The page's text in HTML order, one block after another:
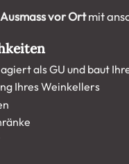
vor Ortmit
als GU und baut
Ihres Weinkellers